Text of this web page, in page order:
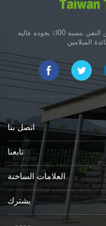
الشركة المصنعة لمركب صب الميلامين النقي بنسبة 100٪ بجودة عالية
الميلامين
اتصل بنا
تابعنا
العلامات الساخنة
يشترك